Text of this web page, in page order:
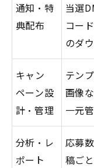
通知・特
典配布
当選
コー
のダ
キャン
ペーン設
計・管理
テン
画像
一元
分析・レ
ポート
応募
稿ご